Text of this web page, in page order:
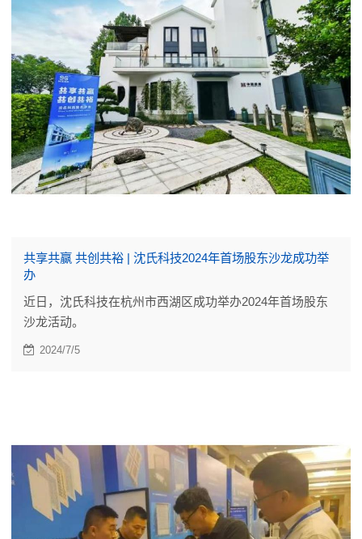
共享共赢 共创共裕 | 沈氏科技2024年首场股东沙龙成功举
办
近日，沈氏科技在杭州市西湖区成功举办2024年首场股东
沙龙活动。
2024/7/5